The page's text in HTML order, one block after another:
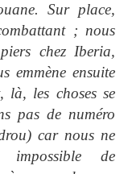
Sur place,
; nous
chez Iberia,
emmène ensuite
là, les choses se
pas de numéro
car nous ne
impossible de